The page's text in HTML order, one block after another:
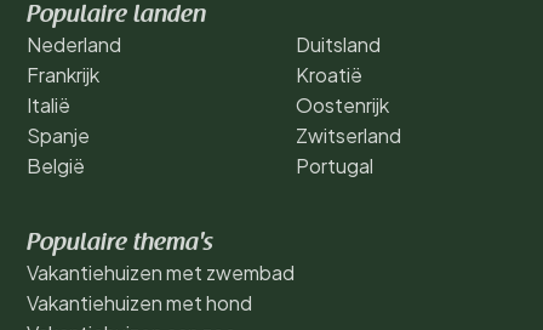
Populaire landen
Nederland
Frankrijk
Italië
Spanje
België
Duitsland
Kroatië
Oostenrijk
Zwitserland
Portugal
Populaire thema's
Vakantiehuizen met zwembad
Vakantiehuizen met hond